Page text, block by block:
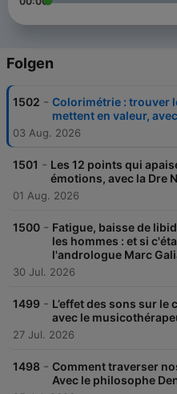
Folgen
1502 - Colorimétrie : trouver
mettent en valeur,
03 Aug. 2026
1501 - Les 12 points qui
émotions, avec la Dre
01 Aug. 2026
1500 - Fatigue, baisse de
les hommes : et si
l'andrologue Marc
30 Jul. 2026
1499 - L’effet des sons sur le
avec le
27 Jul. 2026
1498 - Comment traverser
Avec le philosophe